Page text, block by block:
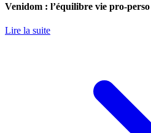
Venidom : l’équilibre vie pro-
Lire la suite